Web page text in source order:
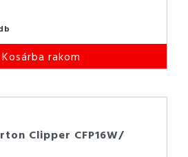
Kosárba rakom
Clipper CFP16W/